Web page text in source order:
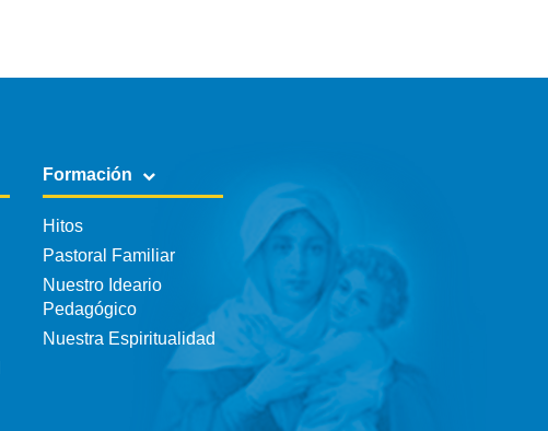
Formación
Hitos
Pastoral Familiar
Nuestro Ideario
Pedagógico
Nuestra Espiritualidad